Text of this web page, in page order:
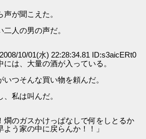
が聞こえた。
人の男の声だ。
10/01(水) 22:28:34.81 ID:s3aicERt0
は、大量の酒が入っている。
つそんな買い物を頼んだ。
私は叫んだ。
燗のガスかけっぱなしで何をしとるか
よう家の中に戻らんか！！」